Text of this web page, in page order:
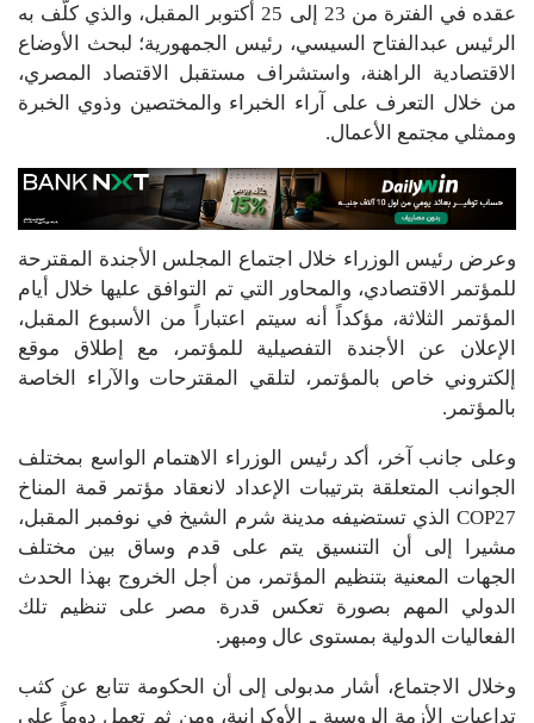
عقده في الفترة من 23 إلى 25 أكتوبر المقبل، والذي كلّف به
الرئيس عبدالفتاح السيسي، رئيس الجمهورية؛ لبحث الأوضاع
الاقتصادية الراهنة، واستشراف مستقبل الاقتصاد المصري،
من خلال التعرف على آراء الخبراء والمختصين وذوي الخبرة
وممثلي مجتمع الأعمال.
وعرض رئيس الوزراء خلال اجتماع المجلس الأجندة المقترحة
للمؤتمر الاقتصادي، والمحاور التي تم التوافق عليها خلال أيام
المؤتمر الثلاثة، مؤكداً أنه سيتم اعتباراً من الأسبوع المقبل،
الإعلان عن الأجندة التفصيلية للمؤتمر، مع إطلاق موقع
إلكتروني خاص بالمؤتمر، لتلقي المقترحات والآراء الخاصة
بالمؤتمر.
وعلى جانب آخر، أكد رئيس الوزراء الاهتمام الواسع بمختلف
الجوانب المتعلقة بترتيبات الإعداد لانعقاد مؤتمر قمة المناخ
COP27 الذي تستضيفه مدينة شرم الشيخ في نوفمبر المقبل،
مشيرا إلى أن التنسيق يتم على قدم وساق بين مختلف
الجهات المعنية بتنظيم المؤتمر، من أجل الخروج بهذا الحدث
الدولي المهم بصورة تعكس قدرة مصر على تنظيم تلك
الفعاليات الدولية بمستوى عال ومبهر.
وخلال الاجتماع، أشار مدبولى إلى أن الحكومة تتابع عن كثب
تداعيات الأزمة الروسية ـ الأوكرانية، ومن ثم تعمل دوماً على